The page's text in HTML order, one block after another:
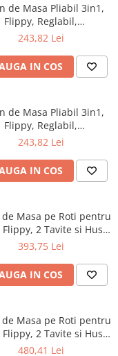
de Masa Pliabil 3in1,
Flippy, Reglabil,
3 Pozitii,
Centura de Siguranta,
Inaltime, Roz
243,82 Lei
IN COS
de Masa Pliabil 3in1,
Flippy, Reglabil,
3 Pozitii,
Centura de Siguranta,
Inaltime, Maro
243,82 Lei
IN COS
de Masa pe Roti pentru
Flippy, 2 Tavite si Husa
Multifuncțional,
Reglabil Moale,
Cos de Depozitare,
393,75 Lei
IN COS
de Masa pe Roti pentru
Flippy, 2 Tavite si Husa
Multifuncțional,
480,41 Lei